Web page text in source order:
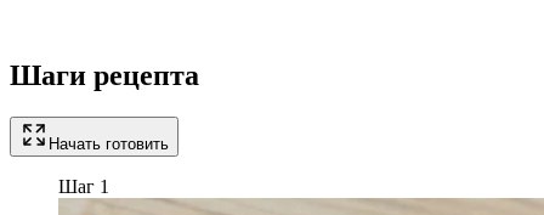
Шаги рецепта
Начать готовить
Шаг 1